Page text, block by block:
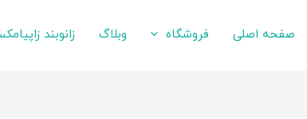
صفحه اصلی فروشگاه وبلاگ زانوبند